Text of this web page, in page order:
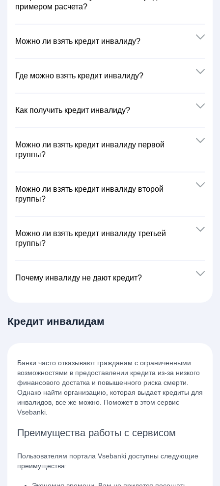
примером расчета?
Можно ли взять кредит инвалиду?
Где можно взять кредит инвалиду?
Как получить кредит инвалиду?
Можно ли взять кредит инвалиду первой
группы?
Можно ли взять кредит инвалиду второй
группы?
Можно ли взять кредит инвалиду третьей
группы?
Почему инвалиду не дают кредит?
Кредит инвалидам
Банки часто отказывают гражданам с ограниченными
возможностями в предоставлении кредита из-за низкого
финансового достатка и повышенного риска смерти.
Однако найти организацию, которая выдает кредиты для
инвалидов, все же можно. Поможет в этом сервис
Vsebanki.
Преимущества работы с сервисом
Пользователям портала Vsebanki доступны следующие
преимущества: